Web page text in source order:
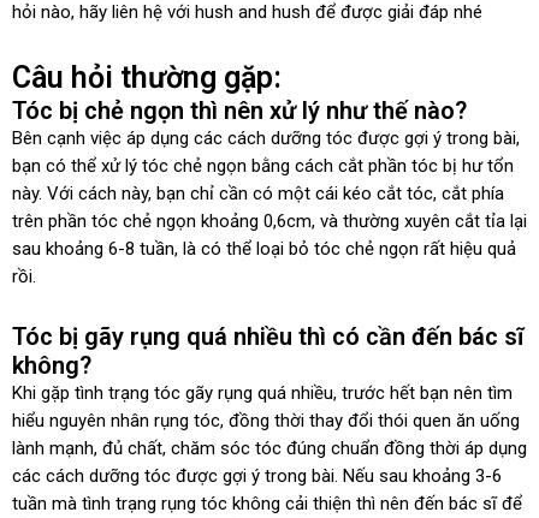
hỏi nào, hãy liên hệ với hush and hush để được giải đáp nhé
Câu hỏi thường gặp:
Tóc bị chẻ ngọn thì nên xử lý như thế nào?
Bên cạnh việc áp dụng các cách dưỡng tóc được gợi ý trong bài,
bạn có thể xử lý tóc chẻ ngọn bằng cách cắt phần tóc bị hư tổn
này. Với cách này, bạn chỉ cần có một cái kéo cắt tóc, cắt phía
trên phần tóc chẻ ngọn khoảng 0,6cm, và thường xuyên cắt tỉa lại
sau khoảng 6-8 tuần, là có thể loại bỏ tóc chẻ ngọn rất hiệu quả
rồi.
Tóc bị gãy rụng quá nhiều thì có cần đến bác sĩ
không?
Khi gặp tình trạng tóc gãy rụng quá nhiều, trước hết bạn nên tìm
hiểu nguyên nhân rụng tóc, đồng thời thay đổi thói quen ăn uống
lành mạnh, đủ chất, chăm sóc tóc đúng chuẩn đồng thời áp dụng
các cách dưỡng tóc được gợi ý trong bài. Nếu sau khoảng 3-6
tuần mà tình trạng rụng tóc không cải thiện thì nên đến bác sĩ để